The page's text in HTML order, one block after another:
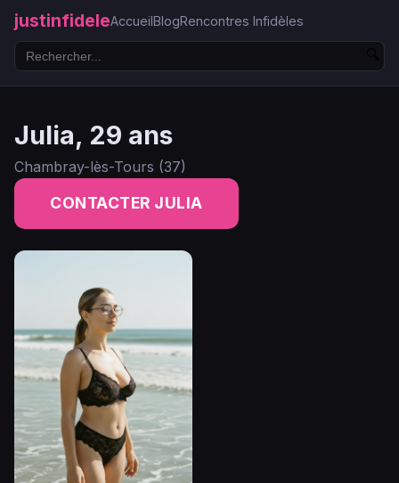
justinfideleAccueilBlogRencontres Infidèles
Julia, 29 ans
Chambray-lès-Tours (37)
CONTACTER JULIA